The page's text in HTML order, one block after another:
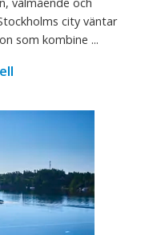
city väntar
som kombine ...